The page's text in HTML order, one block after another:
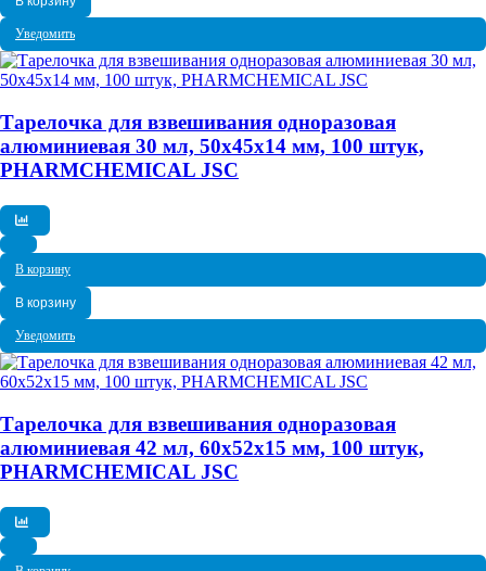
Уведомить
Тарелочка для взвешивания одноразовая
алюминиевая 30 мл, 50x45x14 мм, 100 штук,
PHARMCHEMICAL JSC
В корзину
В корзину
Уведомить
Тарелочка для взвешивания одноразовая
алюминиевая 42 мл, 60x52x15 мм, 100 штук,
PHARMCHEMICAL JSC